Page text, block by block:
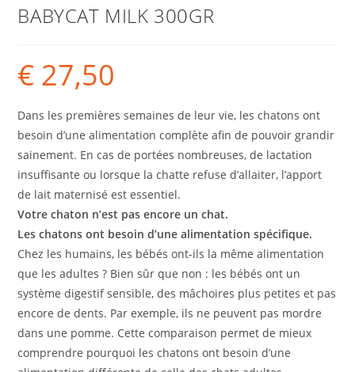
BABYCAT MILK 300GR
€ 27,50
Dans les premières semaines de leur vie, les chatons ont
besoin d’une alimentation complète afin de pouvoir grandir
sainement. En cas de portées nombreuses, de lactation
insuffisante ou lorsque la chatte refuse d’allaiter, l’apport
de lait maternisé est essentiel.
Votre chaton n’est pas encore un chat.
Les chatons ont besoin d’une alimentation spécifique.
Chez les humains, les bébés ont-ils la même alimentation
que les adultes ? Bien sûr que non : les bébés ont un
système digestif sensible, des mâchoires plus petites et pas
encore de dents. Par exemple, ils ne peuvent pas mordre
dans une pomme. Cette comparaison permet de mieux
comprendre pourquoi les chatons ont besoin d’une